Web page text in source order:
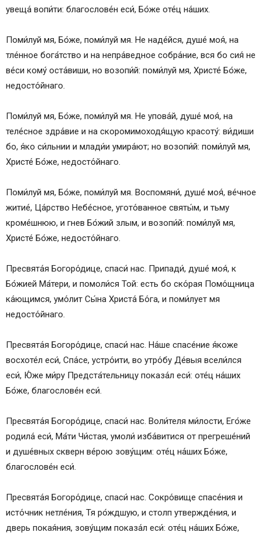
увеща́ вопи́ти: благослове́н еси́, Бо́же оте́ц на́ших.
Поми́луй мя, Бо́же, поми́луй мя. Не наде́йся, душе́ моя́, на
тле́нное бога́тство и на непра́ведное собра́ние, вся бо сия́ не
ве́си кому́ оста́виши, но возопи́й: поми́луй мя, Христе́ Бо́же,
недосто́йнаго.
Поми́луй мя, Бо́же, поми́луй мя. Не упова́й, душе́ моя́, на
теле́сное здра́вие и на скоромимоходя́щую красоту́: ви́диши
бо, я́ко си́льнии и млади́и умира́ют; но возопи́й: поми́луй мя,
Христе́ Бо́же, недосто́йнаго.
Поми́луй мя, Бо́же, поми́луй мя. Воспомяни́, душе́ моя́, ве́чное
житие́, Ца́рство Небе́сное, угото́ванное святы́м, и тьму
кроме́шнюю, и гнев Бо́жий злым, и возопи́й: поми́луй мя,
Христе́ Бо́же, недосто́йнаго.
Пресвята́я Богоро́дице, спаси́ нас. Припади́, душе́ моя́, к
Бо́жией Ма́тери, и помоли́ся Той: есть бо ско́рая Помо́щница
ка́ющимся, умо́лит Сы́на Христа́ Бо́га, и поми́лует мя
недосто́йнаго.
Пресвята́я Богоро́дице, спаси́ нас. На́ше спасе́ние я́коже
восхоте́л еси́, Спа́се, устро́ити, во утро́бу Де́выя всели́лся
еси́, Ю́же ми́ру Предста́тельницу показа́л еси́: оте́ц на́ших
Бо́же, благослове́н еси́.
Пресвята́я Богоро́дице, спаси́ нас. Воли́теля ми́лости, Его́же
родила́ еси́, Ма́ти Чи́стая, умоли́ изба́витися от прегреше́ний
и душе́вных скверн ве́рою зову́щим: оте́ц на́ших Бо́же,
благослове́н еси́.
Пресвята́я Богоро́дице, спаси́ нас. Сокро́вище спасе́ния и
исто́чник нетле́ния, Тя ро́ждшую, и столп утвержде́ния, и
дверь покая́ния, зову́щим показа́л еси́: оте́ц на́ших Бо́же,